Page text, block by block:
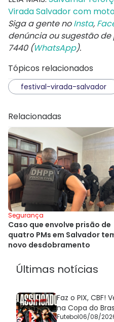
Virada Salvador com
Siga a gente noInsta,
denúncia ou sugestão
7440 (WhatsApp).
Tópicos relacionados
festival-virada-salvador
Relacionadas
Segurança
Caso que envolve prisão de
quatro PMs em Salvador
novo desdobramento
Últimas notícias
Faz o PIX,
na Copa do
Futebol06/08/